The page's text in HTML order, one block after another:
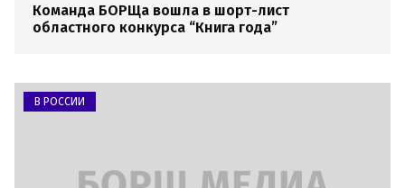
Команда БОРЩа вошла в шорт-лист
областного конкурса “Книга года”
В РОССИИ